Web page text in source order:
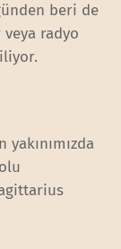
beri de
radyo
yakınımızda